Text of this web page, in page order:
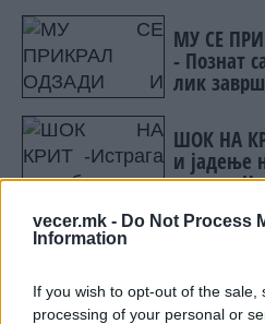
vecer.mk - Do Not Process
Information
If you wish to opt-out of the
processing of your personal or
МУ СЕ
- Познат
лик
ШОК НА
и јадење
коза во
НАЈЧИТАНИ ВО